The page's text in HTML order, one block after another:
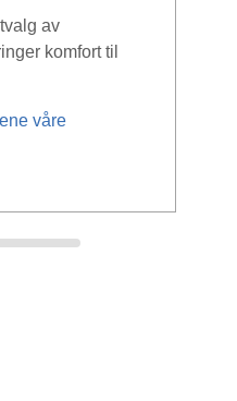
av
komfort til
våre